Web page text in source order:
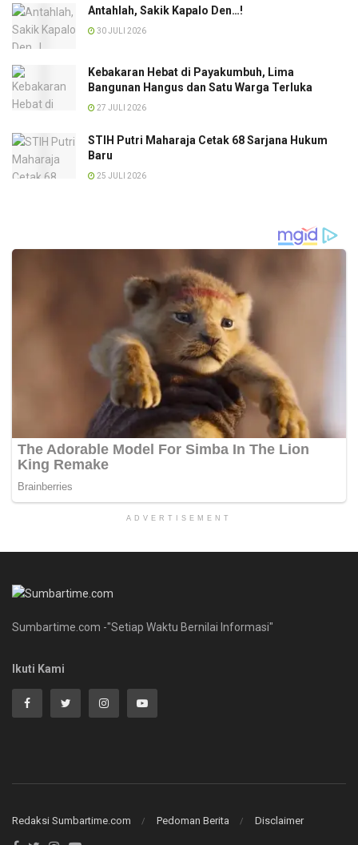
Antahlah, Sakik Kapalo Den…!
30 JULI 2026
Kebakaran Hebat di Payakumbuh, Lima
Bangunan Hangus dan Satu Warga Terluka
27 JULI 2026
STIH Putri Maharaja Cetak 68 Sarjana Hukum
Baru
25 JULI 2026
ADVERTISEMENT
Sumbartime.com -"Setiap Waktu Bernilai Informasi"
Ikuti Kami
Redaksi Sumbartime.com Pedoman Berita Disclaimer